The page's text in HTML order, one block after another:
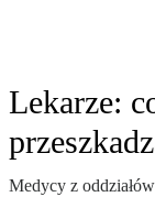
Lekarze:
Medycy z